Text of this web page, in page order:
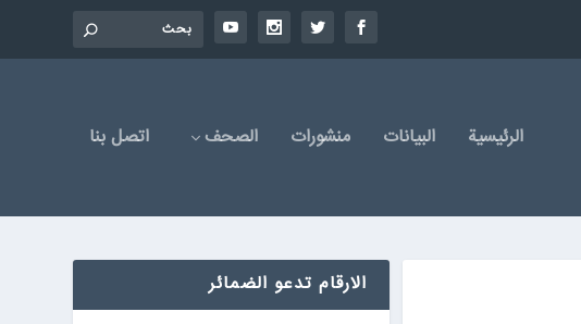
الرئیسیة البیانات منشورات الصحف اتصل بنا
الارقام تدعو الضمائر